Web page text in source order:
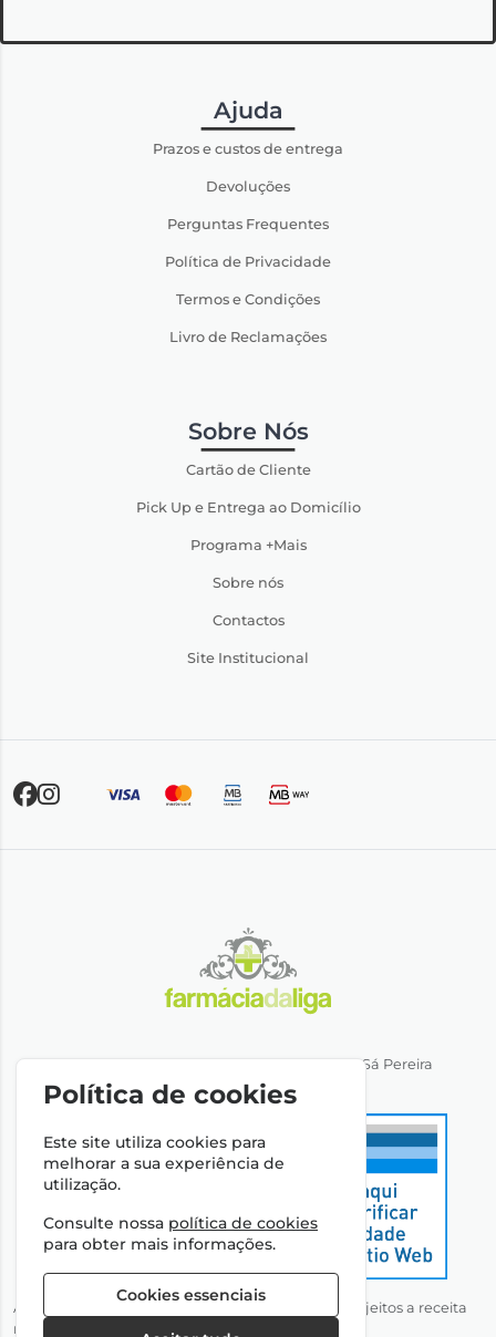
Ajuda
Prazos e custos de entrega
Devoluções
Perguntas Frequentes
Política de Privacidade
Termos e Condições
Livro de Reclamações
Sobre Nós
Cartão de Cliente
Pick Up e Entrega ao Domicílio
Programa +Mais
Sobre nós
Contactos
Site Institucional
Direção Técnica: Dra. Ana Rita Miranda de Sá Pereira
NIPC: 501064974
Autorizado a disponibilizar medicamentos não sujeitos a receita
médica através da Internet pelo Infarmed, I.P.
Política de cookies
Este site utiliza cookies para
melhorar a sua experiência de
utilização.
Consulte nossa política de cookies
para obter mais informações.
Cookies essenciais